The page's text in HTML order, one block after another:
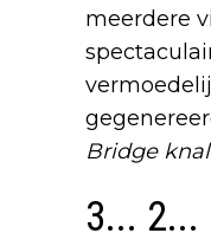
meerdere
Bridge
3... 2...